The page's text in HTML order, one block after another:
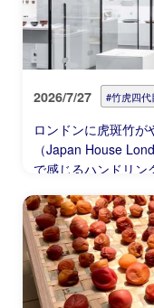
2026/7/27 #竹虎四代
ロンドンに虎斑竹が
（Japan House
で感じるハンドリン